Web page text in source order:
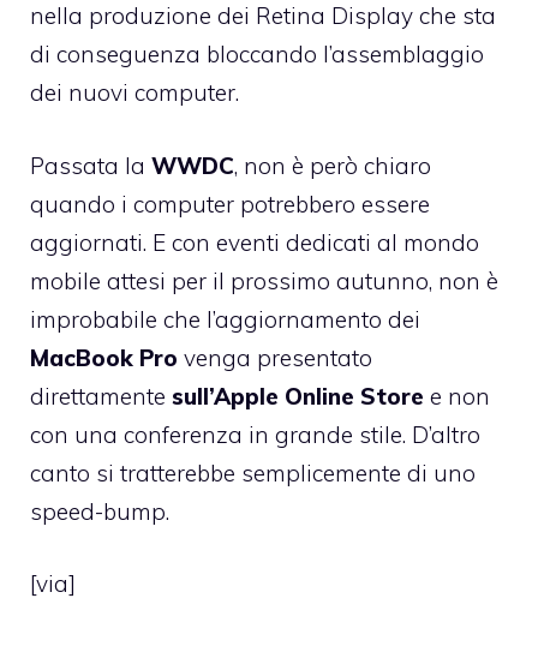
nella produzione dei Retina Display che sta
di conseguenza bloccando l’assemblaggio
dei nuovi computer.
Passata la WWDC, non è però chiaro
quando i computer potrebbero essere
aggiornati. E con eventi dedicati al mondo
mobile attesi per il prossimo autunno, non è
improbabile che l’aggiornamento dei
MacBook Pro venga presentato
direttamente sull’Apple Online Store e non
con una conferenza in grande stile. D’altro
canto si tratterebbe semplicemente di uno
speed-bump.
[via]